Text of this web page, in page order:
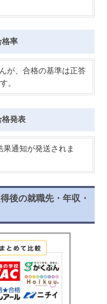
格率
が、合格の基準は正答
。
格発表
通知が発送されま
後の就職先・年収・